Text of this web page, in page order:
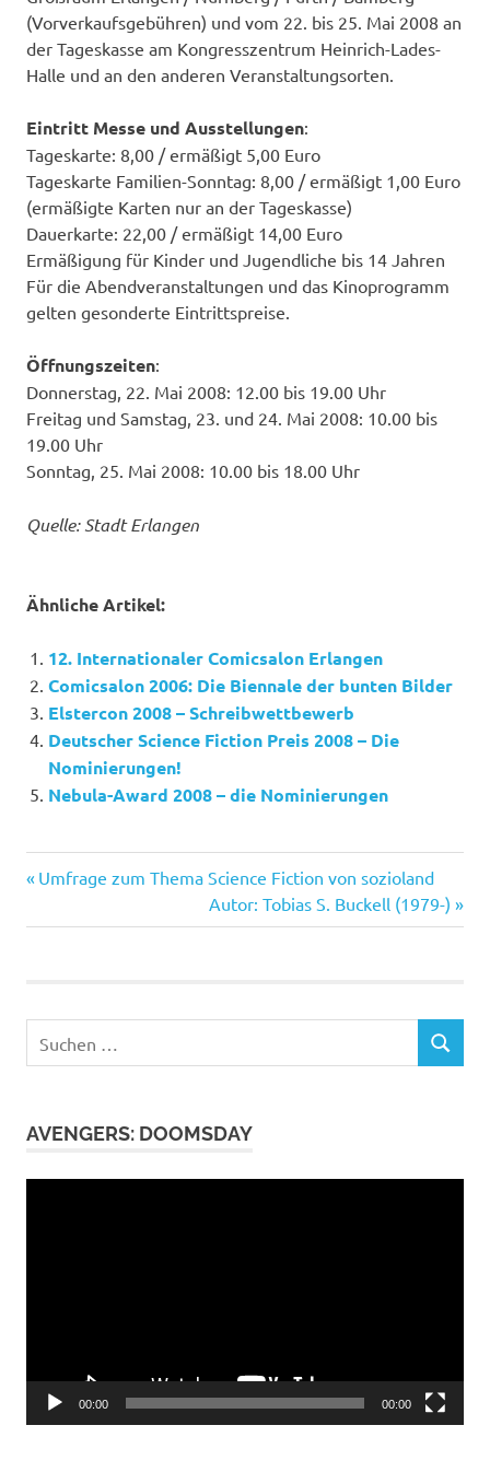
(Vorverkaufsgebühren) und vom 22. bis 25. Mai 2008 an
der Tageskasse am Kongresszentrum Heinrich-Lades-
Halle und an den anderen Veranstaltungsorten.
Eintritt Messe und Ausstellungen:
Tageskarte: 8,00 / ermäßigt 5,00 Euro
Tageskarte Familien-Sonntag: 8,00 / ermäßigt 1,00 Euro
(ermäßigte Karten nur an der Tageskasse)
Dauerkarte: 22,00 / ermäßigt 14,00 Euro
Ermäßigung für Kinder und Jugendliche bis 14 Jahren
Für die Abendveranstaltungen und das Kinoprogramm
gelten gesonderte Eintrittspreise.
Öffnungszeiten:
Donnerstag, 22. Mai 2008: 12.00 bis 19.00 Uhr
Freitag und Samstag, 23. und 24. Mai 2008: 10.00 bis
19.00 Uhr
Sonntag, 25. Mai 2008: 10.00 bis 18.00 Uhr
Quelle: Stadt Erlangen
Ähnliche Artikel:
12. Internationaler Comicsalon Erlangen
Comicsalon 2006: Die Biennale der bunten Bilder
Elstercon 2008 – Schreibwettbewerb
Deutscher Science Fiction Preis 2008 – Die
Nominierungen!
Nebula-Award 2008 – die Nominierungen
Beitragsnavigation
Vorheriger
Umfrage zum Thema Science Fiction von sozioland
Nächster
Beitrag:
Autor: Tobias S. Buckell (1979-)
nach:
SUCHEN
AVENGERS: DOOMSDAY
00:00 00:00